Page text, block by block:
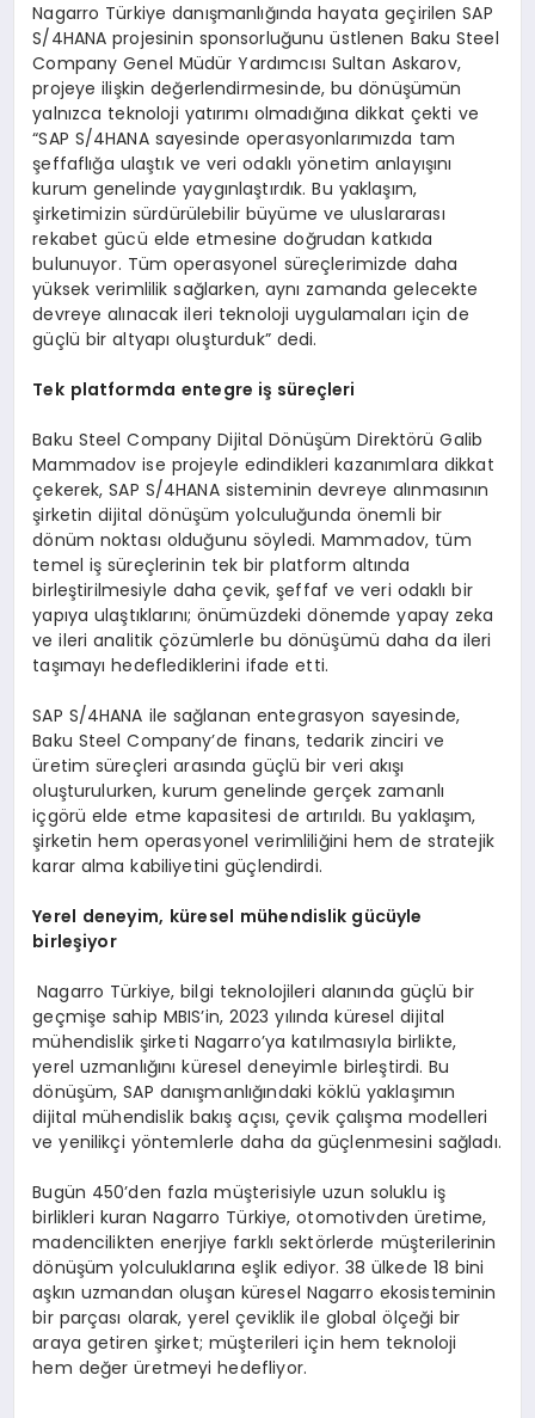
Nagarro Türkiye danışmanlığında hayata geçirilen SAP
S/4HANA projesinin sponsorluğunu üstlenen Baku Steel
Company Genel Müdür Yardımcısı Sultan Askarov,
projeye ilişkin değerlendirmesinde, bu dönüşümün
yalnızca teknoloji yatırımı olmadığına dikkat çekti ve
“SAP S/4HANA sayesinde operasyonlarımızda tam
şeffaflığa ulaştık ve veri odaklı yönetim anlayışını
kurum genelinde yaygınlaştırdık. Bu yaklaşım,
şirketimizin sürdürülebilir büyüme ve uluslararası
rekabet gücü elde etmesine doğrudan katkıda
bulunuyor. Tüm operasyonel süreçlerimizde daha
yüksek verimlilik sağlarken, aynı zamanda gelecekte
devreye alınacak ileri teknoloji uygulamaları için de
güçlü bir altyapı oluşturduk” dedi.
Tek platformda entegre iş süreçleri
Baku Steel Company Dijital Dönüşüm Direktörü Galib
Mammadov ise projeyle edindikleri kazanımlara dikkat
çekerek, SAP S/4HANA sisteminin devreye alınmasının
şirketin dijital dönüşüm yolculuğunda önemli bir
dönüm noktası olduğunu söyledi. Mammadov, tüm
temel iş süreçlerinin tek bir platform altında
birleştirilmesiyle daha çevik, şeffaf ve veri odaklı bir
yapıya ulaştıklarını; önümüzdeki dönemde yapay zeka
ve ileri analitik çözümlerle bu dönüşümü daha da ileri
taşımayı hedeflediklerini ifade etti.
SAP S/4HANA ile sağlanan entegrasyon sayesinde,
Baku Steel Company’de finans, tedarik zinciri ve
üretim süreçleri arasında güçlü bir veri akışı
oluşturulurken, kurum genelinde gerçek zamanlı
içgörü elde etme kapasitesi de artırıldı. Bu yaklaşım,
şirketin hem operasyonel verimliliğini hem de stratejik
karar alma kabiliyetini güçlendirdi.
Yerel deneyim, küresel mühendislik gücüyle
birleşiyor
Nagarro Türkiye, bilgi teknolojileri alanında güçlü bir
geçmişe sahip MBIS’in, 2023 yılında küresel dijital
mühendislik şirketi Nagarro’ya katılmasıyla birlikte,
yerel uzmanlığını küresel deneyimle birleştirdi. Bu
dönüşüm, SAP danışmanlığındaki köklü yaklaşımın
dijital mühendislik bakış açısı, çevik çalışma modelleri
ve yenilikçi yöntemlerle daha da güçlenmesini sağladı.
Bugün 450’den fazla müşterisiyle uzun soluklu iş
birlikleri kuran Nagarro Türkiye, otomotivden üretime,
madencilikten enerjiye farklı sektörlerde müşterilerinin
dönüşüm yolculuklarına eşlik ediyor. 38 ülkede 18 bini
aşkın uzmandan oluşan küresel Nagarro ekosisteminin
bir parçası olarak, yerel çeviklik ile global ölçeği bir
araya getiren şirket; müşterileri için hem teknoloji
hem değer üretmeyi hedefliyor.